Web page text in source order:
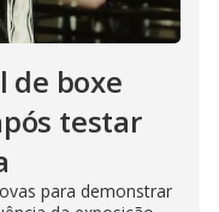
de boxe
testar
para demonstrar